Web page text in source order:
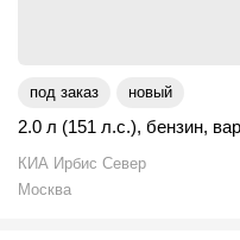
под заказ новый
2.0 л (151 л.с.), бензин,
КИА Ирбис Север
Москва